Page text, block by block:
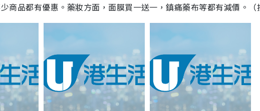
商品都有優惠。藥妝方面，面膜買一送一，鎮痛藥布等都有減價。（